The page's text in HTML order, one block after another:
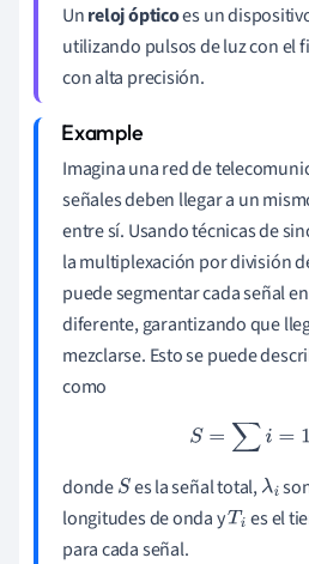
Unreloj ópticoes un
utilizando pulsos de luz con el
con alta precisión.
Imagina una red de
señales deben llegar a un
entre sí. Usando técnicas de
la multiplexación por división
puede segmentar cada señal
diferente, garantizando que
mezclarse. Esto se puede
como
S= ∑i= 1n λi
dondeS es la señal total,λi
longitudes de onda yTi es el
para cada señal.